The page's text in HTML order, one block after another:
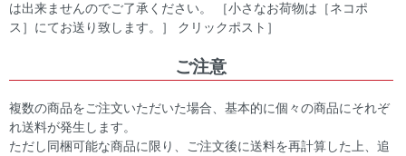
は出来ませんのでご了承ください。 ［小さなお荷物は［ネコポ
ス］にてお送り致します。］ クリックポスト］
ご注意
複数の商品をご注文いただいた場合、基本的に個々の商品にそれぞ
れ送料が発生します。
ただし同梱可能な商品に限り、ご注文後に送料を再計算した上、追